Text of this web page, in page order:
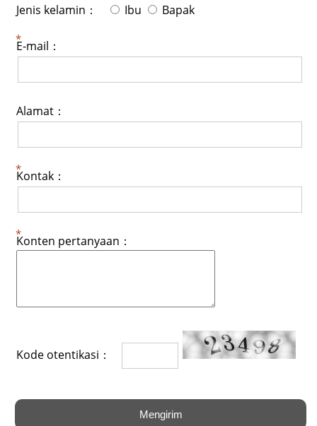
Jenis kelamin： Ibu Bapak
E-mail：
Alamat：
Kontak：
Konten pertanyaan：
Kode otentikasi：